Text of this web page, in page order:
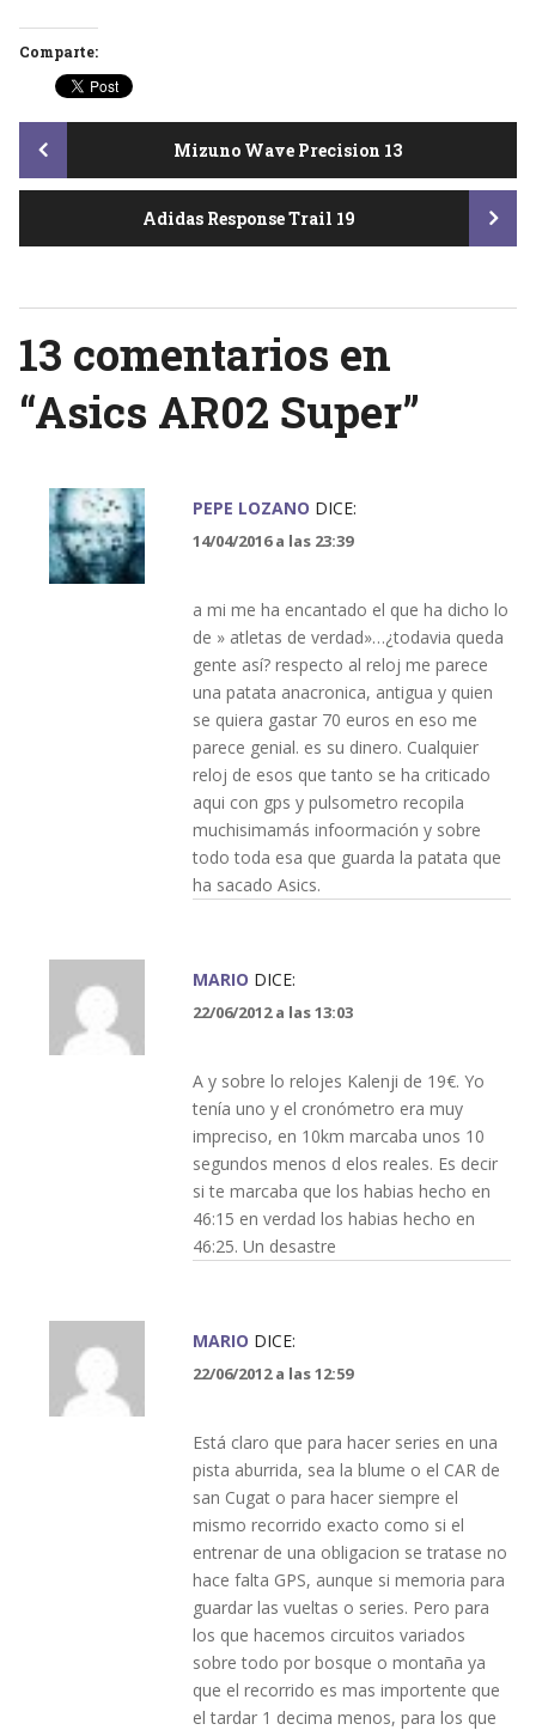
Comparte:
Post
navigation
Mizuno Wave Precision 13
Adidas Response Trail 19
13 comentarios en
“Asics AR02 Super”
PEPE LOZANO DICE:
14/04/2016 a las 23:39
a mi me ha encantado el que ha dicho lo
de » atletas de verdad»…¿todavia queda
gente así? respecto al reloj me parece
una patata anacronica, antigua y quien
se quiera gastar 70 euros en eso me
parece genial. es su dinero. Cualquier
reloj de esos que tanto se ha criticado
aqui con gps y pulsometro recopila
muchisimamás infoormación y sobre
todo toda esa que guarda la patata que
ha sacado Asics.
MARIO DICE:
22/06/2012 a las 13:03
A y sobre lo relojes Kalenji de 19€. Yo
tenía uno y el cronómetro era muy
impreciso, en 10km marcaba unos 10
segundos menos d elos reales. Es decir
si te marcaba que los habias hecho en
46:15 en verdad los habias hecho en
46:25. Un desastre
MARIO DICE:
22/06/2012 a las 12:59
Está claro que para hacer series en una
pista aburrida, sea la blume o el CAR de
san Cugat o para hacer siempre el
mismo recorrido exacto como si el
entrenar de una obligacion se tratase no
hace falta GPS, aunque si memoria para
guardar las vueltas o series. Pero para
los que hacemos circuitos variados
sobre todo por bosque o montaña ya
que el recorrido es mas importente que
el tardar 1 decima menos, para los que